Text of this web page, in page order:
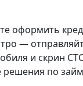
оформить
—
и скрин
решения по